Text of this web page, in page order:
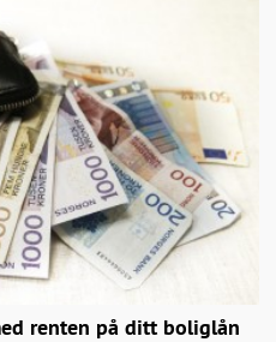
renten på ditt boliglån